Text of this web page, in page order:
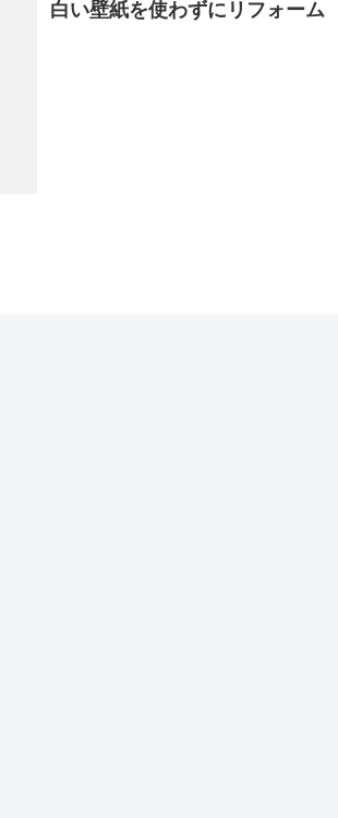
白い壁紙を使わずにリフォーム